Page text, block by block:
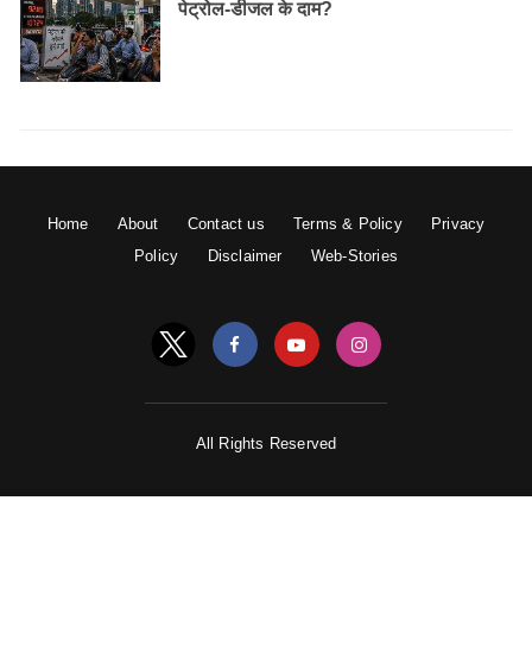
फैन्स ने अपना ग़ुस्सा मंदिर पर निकाला। इस मंदिर का जबरदस्त
नुकसान पहुंचाया गया। हालांकि कोई कितना भी गुस्सा निकालता रहे
पेट्रोल-डीजल के दाम?
Home About Contact us Terms & Policy
Privacy
Policy
Disclaimer Web-Stories
All Rights Reserved